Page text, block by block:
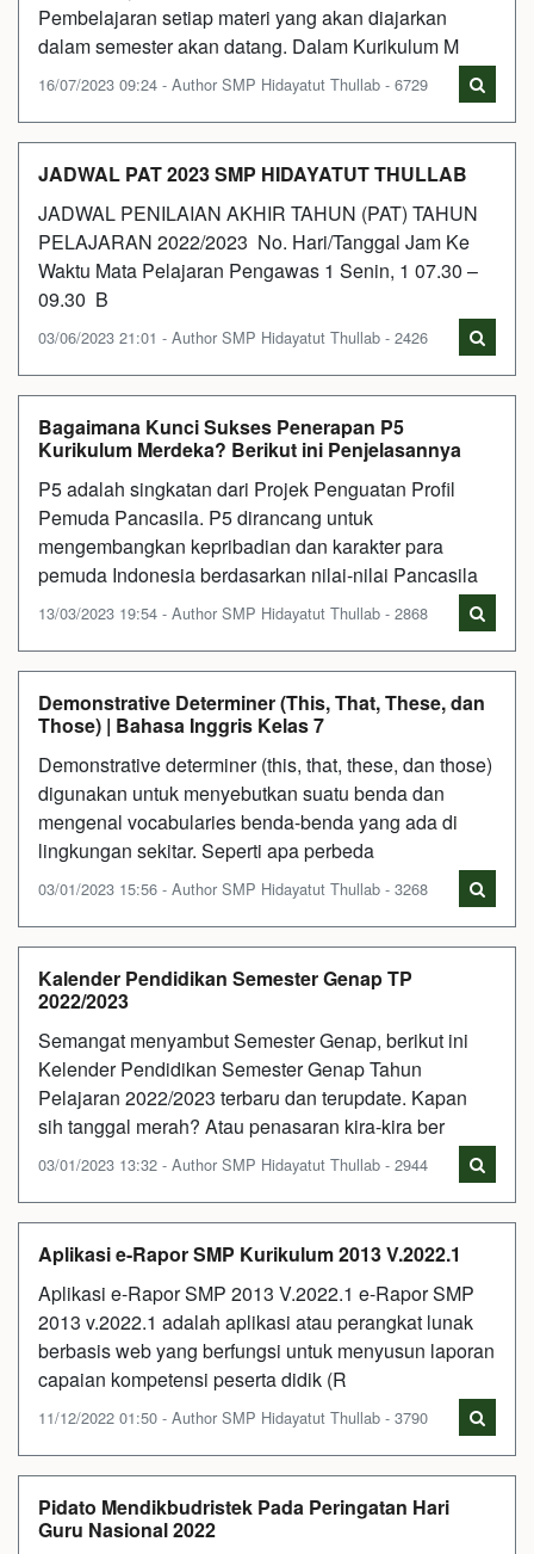
Pembelajaran setiap materi yang akan diajarkan
dalam semester akan datang. Dalam Kurikulum M
16/07/2023 09:24 - Author SMP Hidayatut Thullab - 6729
JADWAL PAT 2023 SMP HIDAYATUT THULLAB
JADWAL PENILAIAN AKHIR TAHUN (PAT) TAHUN
PELAJARAN 2022/2023 No. Hari/Tanggal Jam Ke
Waktu Mata Pelajaran Pengawas 1 Senin, 1 07.30 –
09.30 B
03/06/2023 21:01 - Author SMP Hidayatut Thullab - 2426
Bagaimana Kunci Sukses Penerapan P5
Kurikulum Merdeka? Berikut ini Penjelasannya
P5 adalah singkatan dari Projek Penguatan Profil
Pemuda Pancasila. P5 dirancang untuk
mengembangkan kepribadian dan karakter para
pemuda Indonesia berdasarkan nilai-nilai Pancasila
13/03/2023 19:54 - Author SMP Hidayatut Thullab - 2868
Demonstrative Determiner (This, That, These, dan
Those) | Bahasa Inggris Kelas 7
Demonstrative determiner (this, that, these, dan those)
digunakan untuk menyebutkan suatu benda dan
mengenal vocabularies benda-benda yang ada di
lingkungan sekitar. Seperti apa perbeda
03/01/2023 15:56 - Author SMP Hidayatut Thullab - 3268
Kalender Pendidikan Semester Genap TP
2022/2023
Semangat menyambut Semester Genap, berikut ini
Kelender Pendidikan Semester Genap Tahun
Pelajaran 2022/2023 terbaru dan terupdate. Kapan
sih tanggal merah? Atau penasaran kira-kira ber
03/01/2023 13:32 - Author SMP Hidayatut Thullab - 2944
Aplikasi e-Rapor SMP Kurikulum 2013 V.2022.1
Aplikasi e-Rapor SMP 2013 V.2022.1 e-Rapor SMP
2013 v.2022.1 adalah aplikasi atau perangkat lunak
berbasis web yang berfungsi untuk menyusun laporan
capaian kompetensi peserta didik (R
11/12/2022 01:50 - Author SMP Hidayatut Thullab - 3790
Pidato Mendikbudristek Pada Peringatan Hari
Guru Nasional 2022